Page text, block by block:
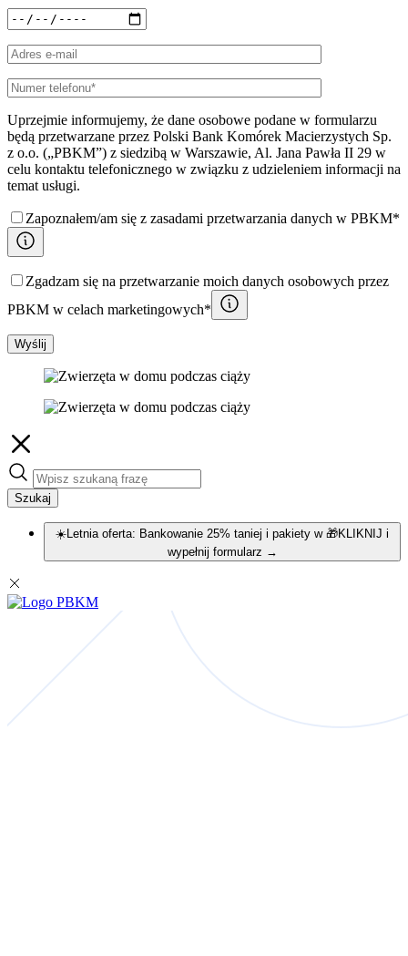
Uprzejmie informujemy, że dane osobowe podane w formularzu
będą przetwarzane przez Polski Bank Komórek Macierzystych Sp.
z o.o. („PBKM”) z siedzibą w Warszawie, Al. Jana Pawła II 29 w
celu kontaktu telefonicznego w związku z udzieleniem informacji na
temat usługi.
Zapoznałem/am się z zasadami przetwarzania danych w PBKM*
Zgadzam się na przetwarzanie moich danych osobowych przez
PBKM w celach marketingowych*
Wyślij
Szukaj
☀️Letnia oferta: Bankowanie 25% taniej i pakiety w 🎁KLIKNIJ i
wypełnij formularz →